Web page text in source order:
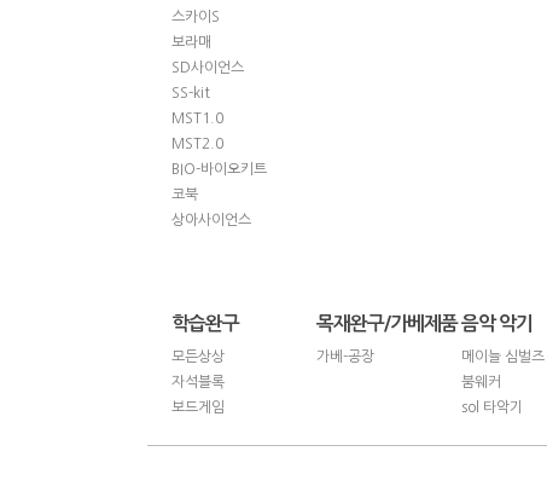
스카이S
보라매
SD사이언스
SS-kit
MST1.0
MST2.0
BIO-바이오키트
코북
상아사이언스
학습완구
모든상상
자석블록
보드게임
목재완구/가베제품
가베-공장
음악 악기
메이늘 심벌즈
붐웨커
sol 타악기